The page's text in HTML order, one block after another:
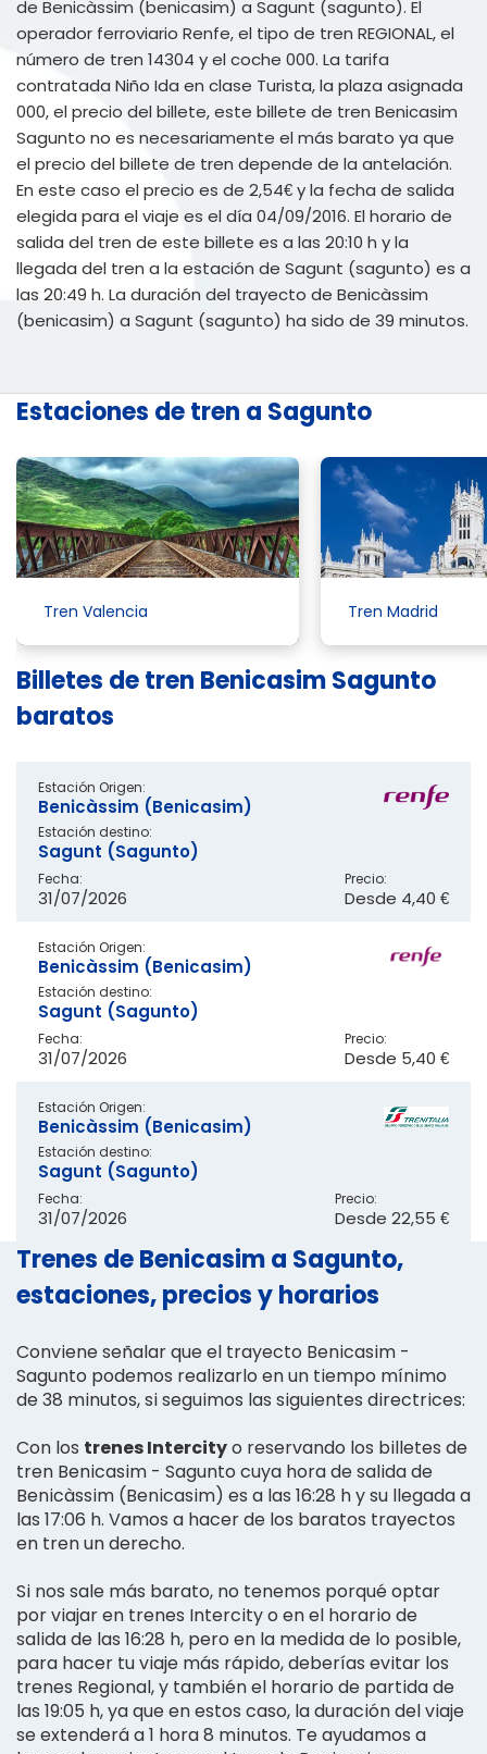
de Benicàssim (benicasim) a Sagunt (sagunto). El
operador ferroviario Renfe, el tipo de tren REGIONAL, el
número de tren 14304 y el coche 000. La tarifa
contratada Niño Ida en clase Turista, la plaza asignada
000, el precio del billete, este billete de tren Benicasim
Sagunto no es necesariamente el más barato ya que
el precio del billete de tren depende de la antelación.
En este caso el precio es de 2,54€ y la fecha de salida
elegida para el viaje es el día 04/09/2016. El horario de
salida del tren de este billete es a las 20:10 h y la
llegada del tren a la estación de Sagunt (sagunto) es a
las 20:49 h. La duración del trayecto de Benicàssim
(benicasim) a Sagunt (sagunto) ha sido de 39 minutos.
Estaciones de tren a Sagunto
Tren Valencia Tren Madrid
Billetes de tren Benicasim Sagunto
baratos
Estación Origen:
Benicàssim (Benicasim)
Estación destino:
Sagunt (Sagunto)
Fecha:
31/07/2026
Precio:
Desde 4,40 €
Estación Origen:
Benicàssim (Benicasim)
Estación destino:
Sagunt (Sagunto)
Fecha:
31/07/2026
Precio:
Desde 5,40 €
Estación Origen:
Benicàssim (Benicasim)
Estación destino:
Sagunt (Sagunto)
Fecha:
31/07/2026
Precio:
Desde 22,55 €
Trenes de Benicasim a Sagunto,
estaciones, precios y horarios
Conviene señalar que el trayecto Benicasim -
Sagunto podemos realizarlo en un tiempo mínimo
de 38 minutos, si seguimos las siguientes directrices:
Con los trenes Intercityo reservando los billetes de
tren Benicasim - Sagunto cuya hora de salida de
Benicàssim (Benicasim) es a las 16:28 h y su llegada a
las 17:06 h. Vamos a hacer de los baratos trayectos
en tren un derecho.
Si nos sale más barato, no tenemos porqué optar
por viajar en trenes Intercity o en el horario de
salida de las 16:28 h, pero en la medida de lo posible,
para hacer tu viaje más rápido, deberías evitar los
trenes Regional, y también el horario de partida de
las 19:05 h, ya que en estos caso, la duración del viaje
se extenderá a 1 hora 8 minutos. Te ayudamos a